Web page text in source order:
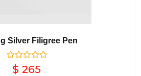
Silver Filigree Pen
Valorado en
$ 265